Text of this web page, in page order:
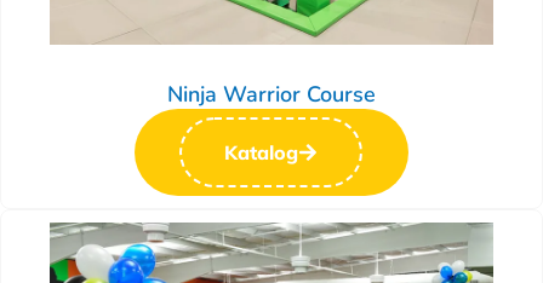
Ninja Warrior Course
Katalog